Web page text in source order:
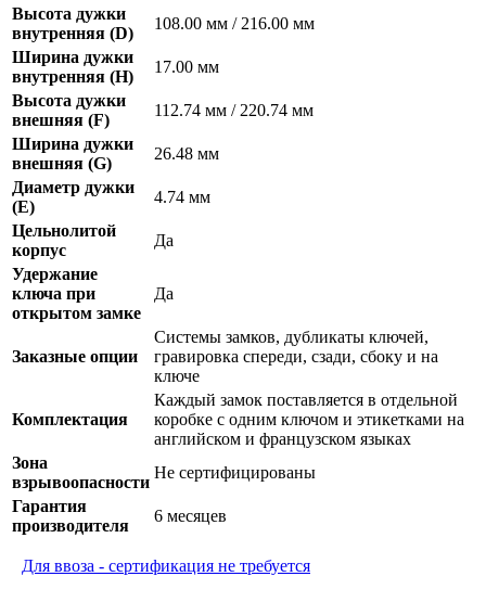
Высота дужки
внутренняя (D)
108.00 мм / 216.00 мм
Ширина дужки
внутренняя (H)
17.00 мм
Высота дужки
внешняя (F)
112.74 мм / 220.74 мм
Ширина дужки
внешняя (G)
26.48 мм
Диаметр дужки
(E)
4.74 мм
Цельнолитой
корпус
Да
Удержание
ключа при
открытом замке
Да
Заказные опции
Системы замков, дубликаты ключей,
гравировка спереди, сзади, сбоку и на
ключе
Комплектация
Каждый замок поставляется в отдельной
коробке с одним ключом и этикетками на
английском и французском языках
Зона
взрывоопасности
Не сертифицированы
Гарантия
производителя
6 месяцев
Для ввоза - сертификация не требуется